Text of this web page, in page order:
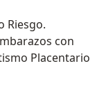
Riesgo.
con
Placentario
y